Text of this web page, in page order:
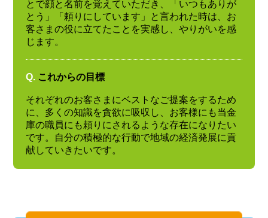
とで顔と名前を覚えていただき、「いつもありが
とう」「頼りにしています」と言われた時は、お
客さまの役に立てたことを実感し、やりがいを感
じます。
Q. これからの目標
それぞれのお客さまにベストなご提案をするため
に、多くの知識を貪欲に吸収し、お客様にも当金
庫の職員にも頼りにされるような存在になりたい
です。自分の積極的な行動で地域の経済発展に貢
献していきたいです。